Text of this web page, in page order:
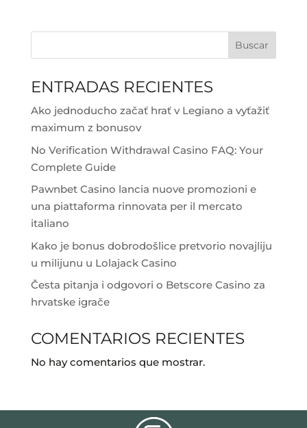
Buscar
ENTRADAS RECIENTES
Ako jednoducho začať hrať v Legiano a vyťažiť
maximum z bonusov
No Verification Withdrawal Casino FAQ: Your
Complete Guide
Pawnbet Casino lancia nuove promozioni e
una piattaforma rinnovata per il mercato
italiano
Kako je bonus dobrodošlice pretvorio novajliju
u milijunu u Lolajack Casino
Česta pitanja i odgovori o Betscore Casino za
hrvatske igrače
COMENTARIOS RECIENTES
No hay comentarios que mostrar.